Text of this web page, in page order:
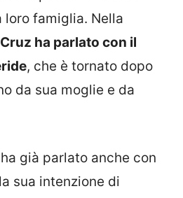
loro famiglia. Nella
Cruz ha parlato con il
, che è tornato dopo
da sua moglie e da
già parlato anche con
sua intenzione di